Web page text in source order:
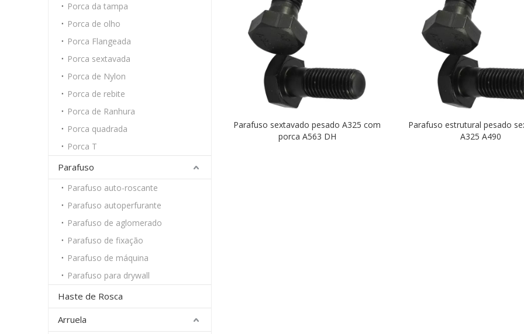
Porca da tampa
Porca de olho
Porca Flangeada
Porca sextavada
Porca de Nylon
Porca de rebite
Porca de Ranhura
Porca quadrada
Porca T
Parafuso
Parafuso auto-roscante
Parafuso autoperfurante
Parafuso de aglomerado
Parafuso de fixação
Parafuso de máquina
Parafuso para drywall
Haste de Rosca
Arruela
Parafuso sextavado pesado A325 com
porca A563 DH
Parafuso estrutural pesado
A325 A490